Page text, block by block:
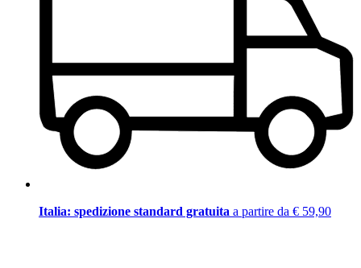
Italia: spedizione standard gratuita a partire da € 59,90